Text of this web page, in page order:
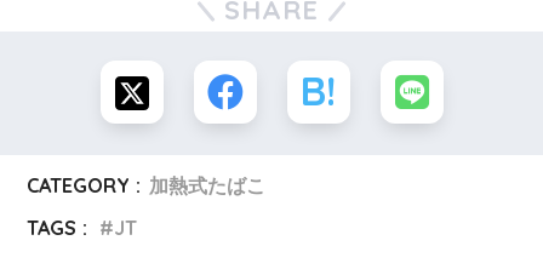
SHARE
CATEGORY : 加熱式たばこ
TAGS :
JT